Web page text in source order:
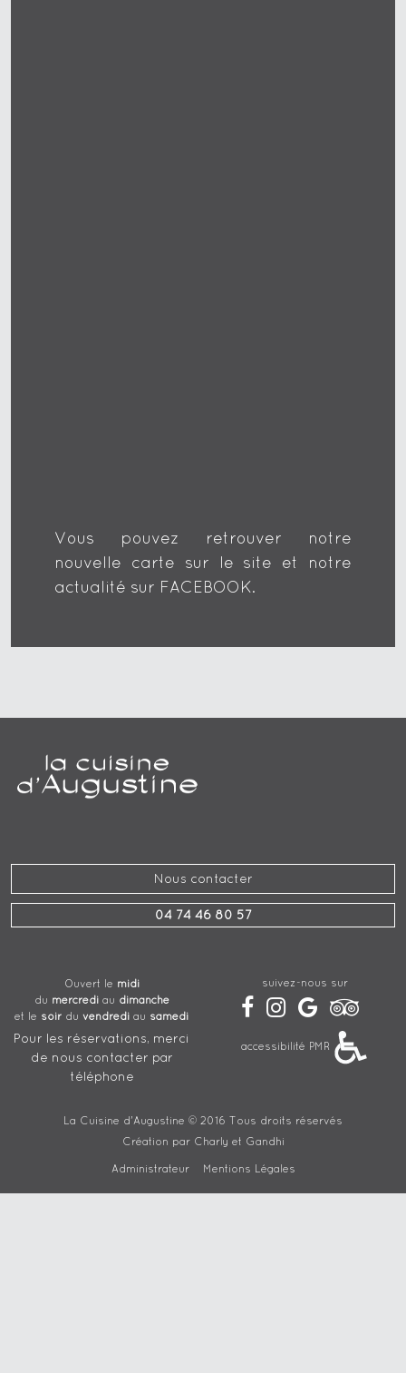
Vous pouvez retrouver notre
nouvelle carte sur le site et notre
actualité sur FACEBOOK.
Nous contacter
04 74 46 80 57
Ouvert le midi
du mercrediau dimanche
et le soir du vendredi au samedi
Pour les réservations, merci
de nous contacter par
téléphone
suivez-nous sur
accessibilité PMR
La Cuisine d'Augustine © 2016 Tous droits réservés
Création par Charly et Gandhi
Administrateur Mentions Légales